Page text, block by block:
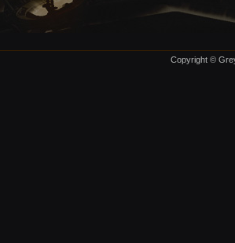
Copyright ©